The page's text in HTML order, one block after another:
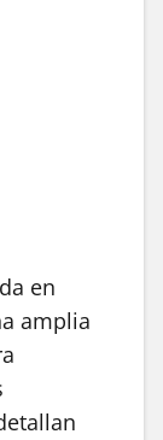
en
amplia